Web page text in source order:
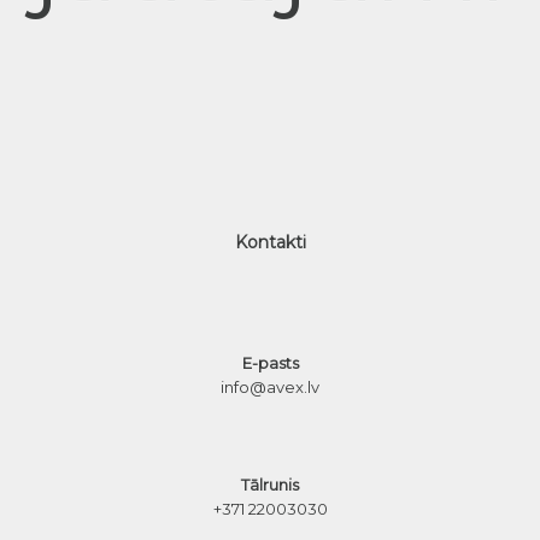
Kontakti
E-pasts
info@avex.lv
Tālrunis
+371 22003030